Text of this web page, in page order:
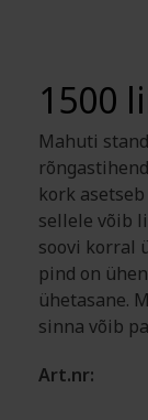
1500
Mahuti
kork
sellele võib
soovi korral
pind on
ühetasane.
sinna võib
Art.nr: